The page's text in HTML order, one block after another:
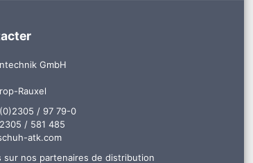
GmbH
Rauxel
/ 97 79-0
/ 581 485
atk.com
sur nos partenaires de distribution